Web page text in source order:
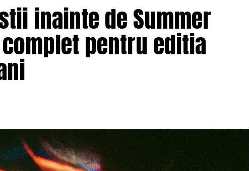
inainte de Summer
pentru editia